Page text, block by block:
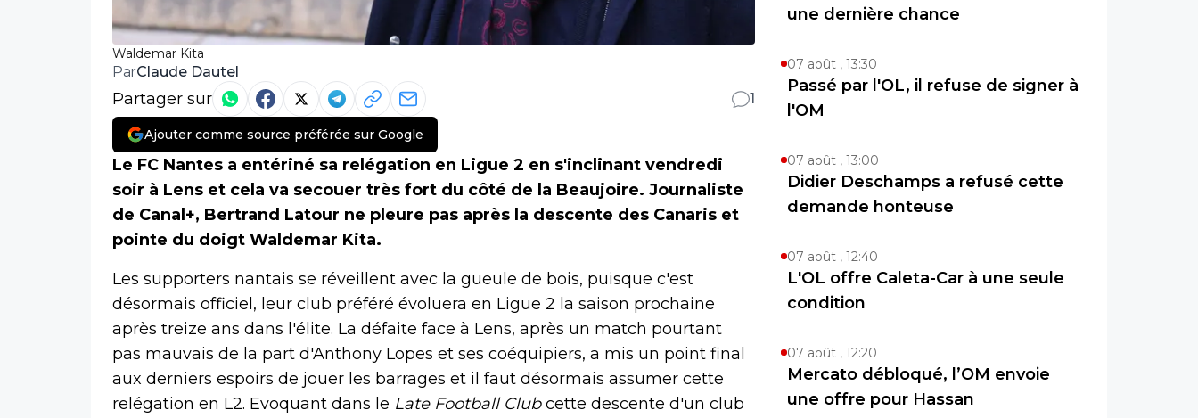
Waldemar Kita
ParClaude Dautel
Partager sur 1
Ajouter comme source préférée sur Google
Le FC Nantes a entériné sa relégation en Ligue 2 en s'inclinant vendredi
soir à Lens et cela va secouer très fort du côté de la Beaujoire. Journaliste
de Canal+, Bertrand Latour ne pleure pas après la descente des Canaris et
pointe du doigt Waldemar Kita.
Les supporters nantais se réveillent avec la gueule de bois, puisque c'est
désormais officiel, leur club préféré évoluera en Ligue 2 la saison prochaine
après treize ans dans l'élite. La défaite face à Lens, après un match pourtant
pas mauvais de la part d'Anthony Lopes et ses coéquipiers, a mis un point final
aux derniers espoirs de jouer les barrages et il faut désormais assumer cette
relégation en L2. Evoquant dans le Late Football Clubcette descente d'un club
une dernière chance
07 août , 13:30
Passé par l'OL, il refuse de signer à
l'OM
07 août , 13:00
Didier Deschamps a refusé cette
demande honteuse
07 août , 12:40
L'OL offre Caleta-Car à une seule
condition
07 août , 12:20
Mercato débloqué, l’OM envoie
une offre pour Hassan